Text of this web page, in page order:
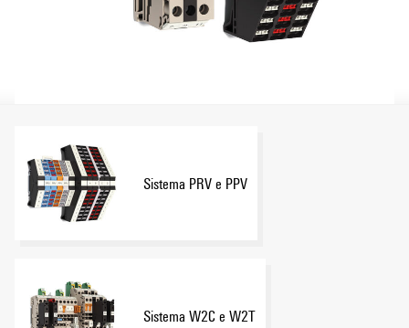
Sistema PRV e PPV
Sistema W2C e W2T